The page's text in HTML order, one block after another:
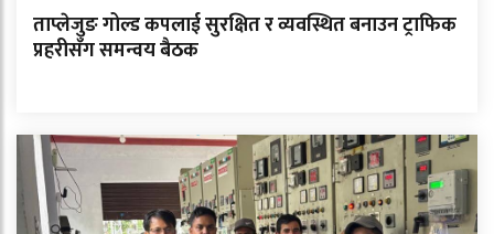
ताप्लेजुङ गोल्ड कपलाई सुरक्षित र व्यवस्थित बनाउन ट्राफिक
प्रहरीसँग समन्वय बैठक